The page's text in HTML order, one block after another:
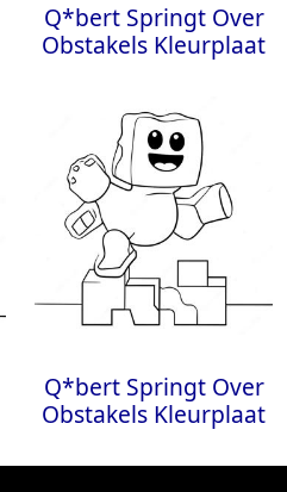
Q*bert Springt Over
Obstakels Kleurplaat
Q*bert Springt Over
Obstakels Kleurplaat